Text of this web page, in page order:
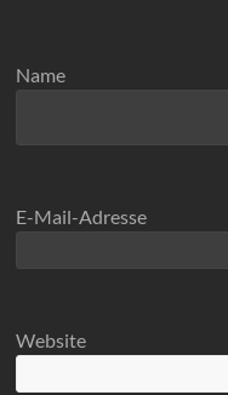
Name
E-Mail-Adresse
Website